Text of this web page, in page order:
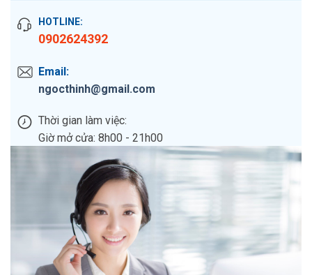
HOTLINE:
0902624392
Email:
ngocthinh@gmail.com
Thời gian làm việc:
Giờ mở cửa: 8h00 - 21h00